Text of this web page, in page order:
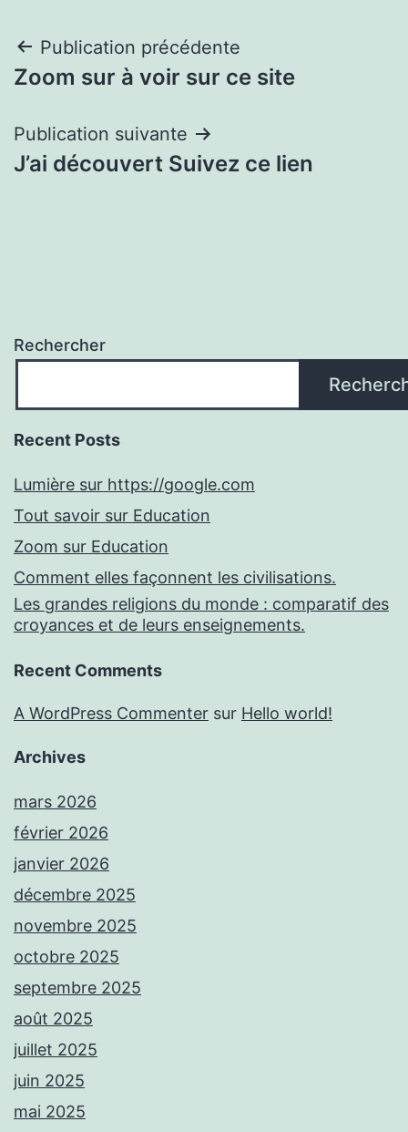
Navigation
de
l’article
Publication précédente
Zoom sur à voir sur ce site
Publication suivante
J’ai découvert Suivez ce lien
Rechercher
Recent Posts
Lumière sur https://google.com
Tout savoir sur Education
Zoom sur Education
Comment elles façonnent les civilisations.
Les grandes religions du monde : comparatif des
croyances et de leurs enseignements.
Recent Comments
A WordPress Commenter sur Hello world!
Archives
mars 2026
février 2026
janvier 2026
décembre 2025
novembre 2025
octobre 2025
septembre 2025
août 2025
juillet 2025
juin 2025
mai 2025